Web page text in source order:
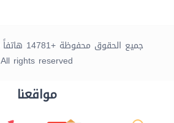
جميع الحقوق محفوظة +14781 هاتفاً © موبايلاوي 2026
All rights reserved